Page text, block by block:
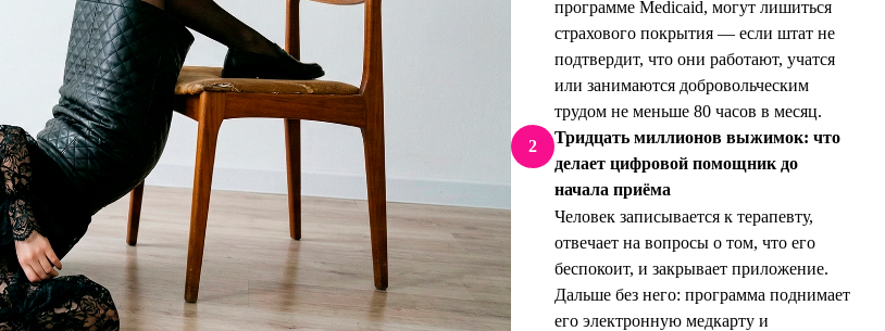
программе Medicaid, могут лишиться
страхового покрытия — если штат не
подтвердит, что они работают, учатся
или занимаются добровольческим
трудом не меньше 80 часов в месяц.
2
Тридцать миллионов выжимок: что
делает цифровой помощник до
начала приёма
Человек записывается к терапевту,
отвечает на вопросы о том, что его
беспокоит, и закрывает приложение.
Дальше без него: программа поднимает
его электронную медкарту и